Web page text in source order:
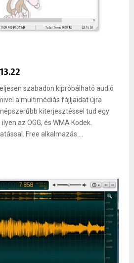
szabadon kipróbálható audió
a multimédiás fájljaidat újra
kiterjesztéssel tud egy
az OGG, és WMA Kodek.
Free alkalmazás....